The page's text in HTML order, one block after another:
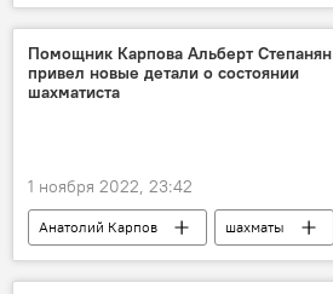
мэр
электроэнергия
Помощник Карпова Альберт Степанян
привел новые детали о состоянии
шахматиста
1 ноября 2022, 23:42
Анатолий Карпов
шахматы
депутат
Россия Госдума